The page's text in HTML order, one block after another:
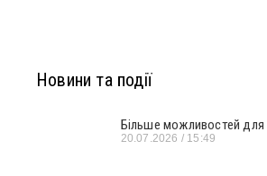
Новини та події
Більше можливостей для
20.07.2026 15:49